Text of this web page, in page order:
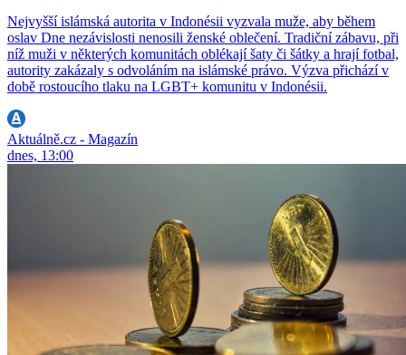
Nejvyšší islámská autorita v Indonésii vyzvala muže, aby během
oslav Dne nezávislosti nenosili ženské oblečení. Tradiční zábavu, při
níž muži v některých komunitách oblékají šaty či šátky a hrají fotbal,
autority zakázaly s odvoláním na islámské právo. Výzva přichází v
době rostoucího tlaku na LGBT+ komunitu v Indonésii.
Aktuálně.cz - Magazín
dnes, 13:00